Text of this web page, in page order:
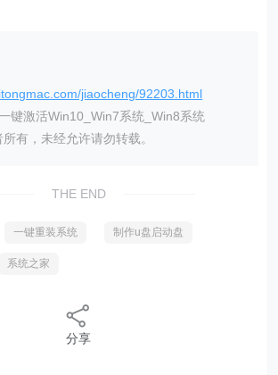
jiaocheng/92203.html
键激活Win10_Win7系统_Win8系统
有，未经允许请勿转载。
THE END
一键重装系统 制作u盘启动盘
系统之家
分享